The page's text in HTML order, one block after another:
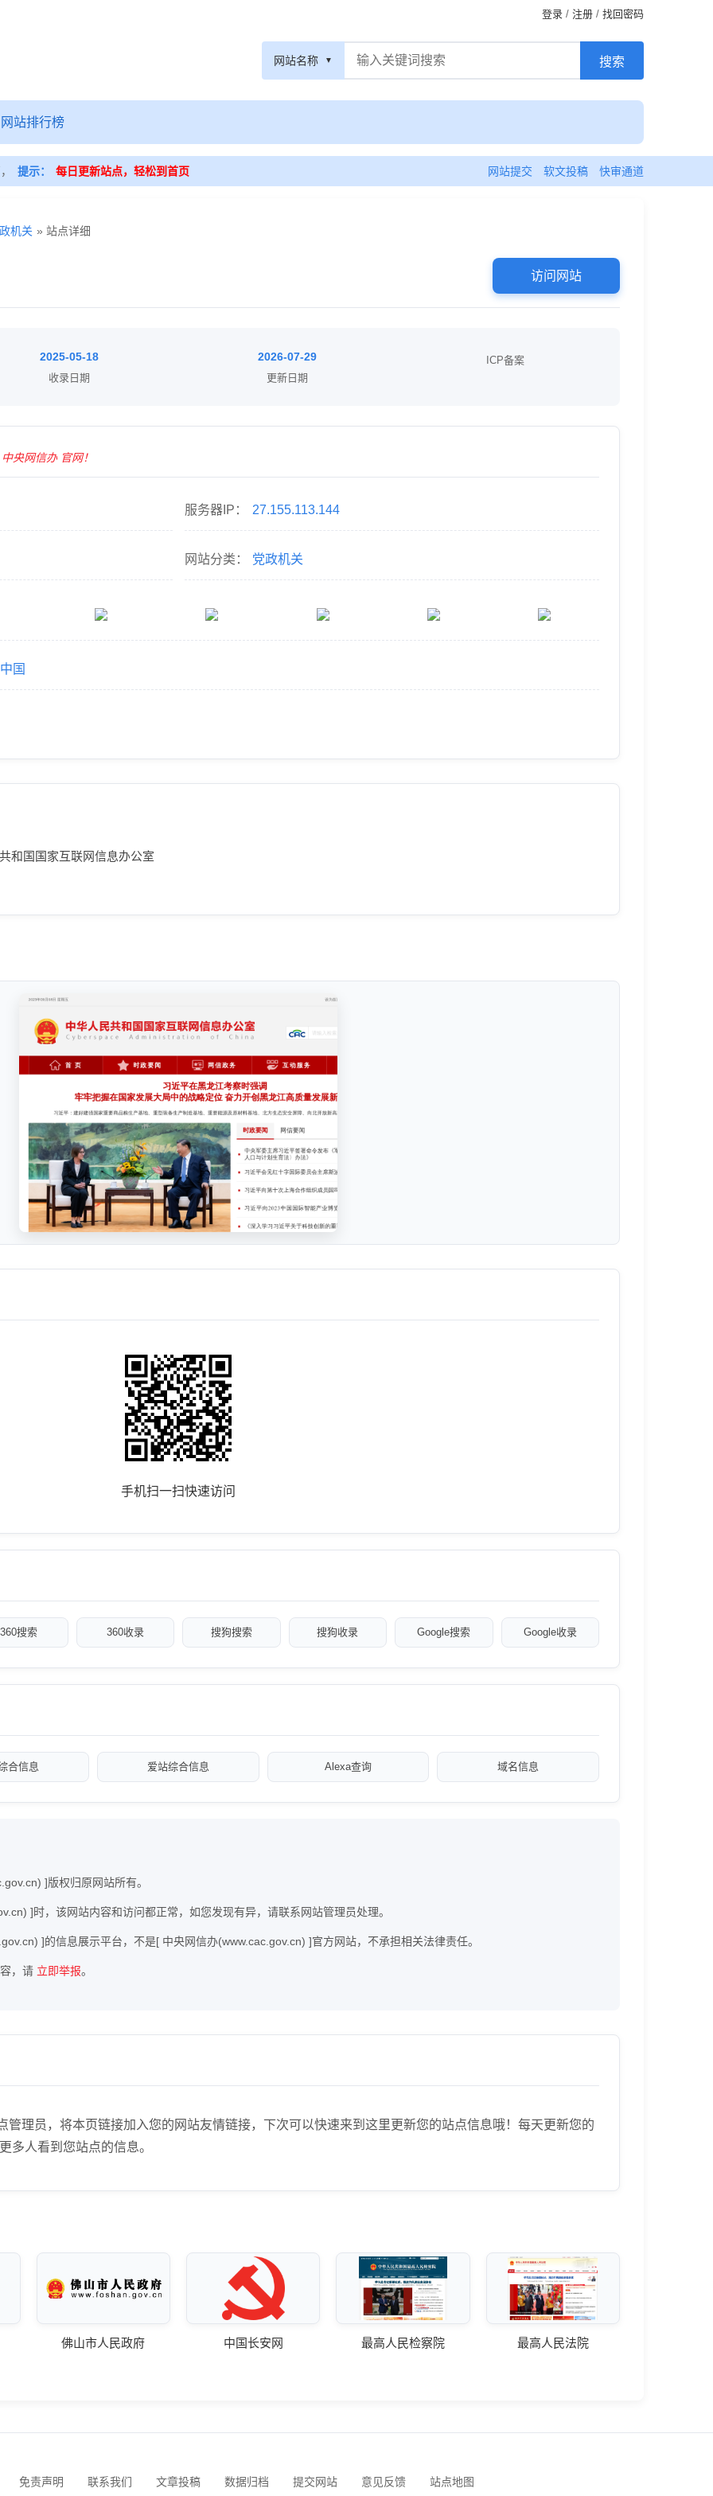
登录 / 注册 / 找回密码
网站名称
网站排行榜
提示： 每日更新站点，轻松到首页 网站提交 软文投稿 快审通道
机关 » 站点详细
访问网站
2025-05-18
收录日期
2026-07-29
更新日期
ICP备案
央网信办 官网！
服务器IP： 27.155.113.144
网站分类： 党政机关
国
和国国家互联网信息办公室
手机扫一扫快速访问
360搜索 360收录 搜狗搜索 搜狗收录 Google搜索 Google收录
合信息 爱站综合信息 Alexa查询 域名信息
]版权归原网站所有。
]时，该网站内容和访问都正常，如您发现有异，请联系网站管理员处理。
]的信息展示平台，不是[ 中央网信办(www.cac.gov.cn) ]官方网站，不承担相关法律责任。
，请 立即举报。
管理员，将本页链接加入您的网站友情链接，下次可以快速来到这里更新您的站点信息哦！每天更新您的
多人看到您站点的信息。
佛山市人民政府 中国长安网 最高人民检察院 最高人民法院
免责声明 联系我们 文章投稿 数据归档 提交网站 意见反馈 站点地图